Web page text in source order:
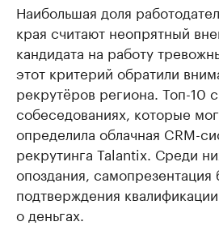
Наибольшая доля
края считают неопрятный
кандидата на работу
этот критерий обратили
рекрутёров региона. Топ-10
собеседованиях, которые
определила облачная CRM-
рекрутинга Talantix. Среди
опоздания, самопрезентация
подтверждения
о деньгах.